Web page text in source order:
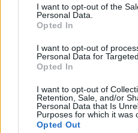
I want to opt-out of the
Personal Data.
Opted In
I want to opt-out of
Personal Data for
Opted In
I want to opt-out of
Retention, Sale, and/or
Personal Data that Is
Purposes for which it was
Opted Out
Prekybos tinkle „Iki“
partijos Nr.
Prekybos tinkle UAB
parduodamos
6450713085
dalys), 6450713086